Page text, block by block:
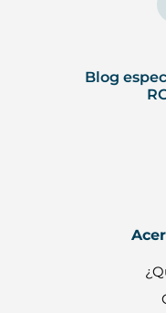
Blog